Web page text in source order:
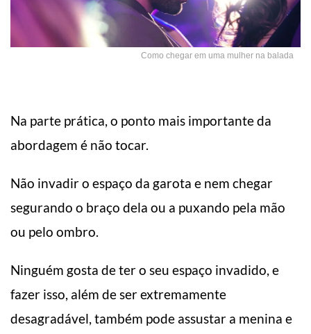
Como chegar em uma mulher na balada
Na parte prática, o ponto mais importante da
abordagem é não tocar.
Não invadir o espaço da garota e nem chegar
segurando o braço dela ou a puxando pela mão
ou pelo ombro.
Ninguém gosta de ter o seu espaço invadido, e
fazer isso, além de ser extremamente
desagradável, também pode assustar a menina e